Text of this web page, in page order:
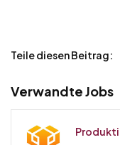
Teile diesen Beitrag:
Verwandte Jobs